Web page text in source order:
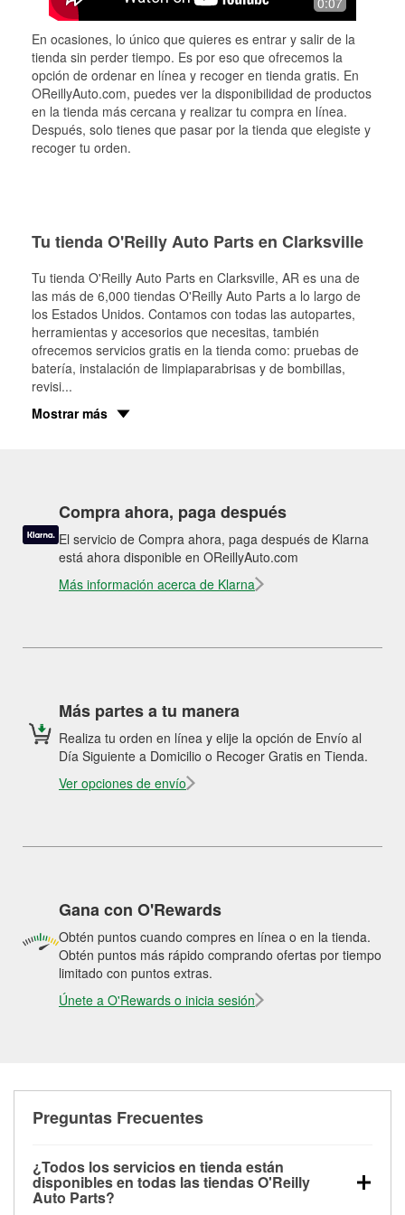
En ocasiones, lo único que quieres es entrar y salir de la
tienda sin perder tiempo. Es por eso que ofrecemos la
opción de ordenar en línea y recoger en tienda gratis. En
OReillyAuto.com, puedes ver la disponibilidad de productos
en la tienda más cercana y realizar tu compra en línea.
Después, solo tienes que pasar por la tienda que elegiste y
recoger tu orden.
Tu tienda O'Reilly Auto Parts en Clarksville
Tu tienda O'Reilly Auto Parts en Clarksville, AR es una de
las más de 6,000 tiendas O'Reilly Auto Parts a lo largo de
los Estados Unidos. Contamos con todas las autopartes,
herramientas y accesorios que necesitas, también
ofrecemos servicios gratis en la tienda como: pruebas de
batería, instalación de limpiaparabrisas y de bombillas,
revisi...
Mostrar más
Compra ahora, paga después
El servicio de Compra ahora, paga después de Klarna
está ahora disponible en OReillyAuto.com
Más información acerca de Klarna
Más partes a tu manera
Realiza tu orden en línea y elije la opción de Envío al
Día Siguiente a Domicilio o Recoger Gratis en Tienda.
Ver opciones de envío
Gana con O'Rewards
Obtén puntos cuando compres en línea o en la tienda.
Obtén puntos más rápido comprando ofertas por tiempo
limitado con puntos extras.
Únete a O'Rewards o inicia sesión
Preguntas Frecuentes
¿Todos los servicios en tienda están
disponibles en todas las tiendas O'Reilly
Auto Parts?